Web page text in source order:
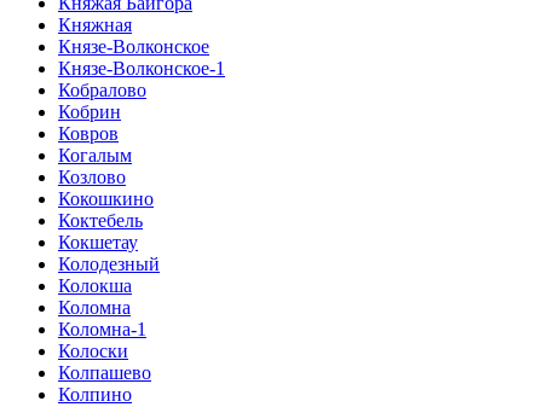
Княжная
Князе-Волконское
Князе-Волконское-1
Кобралово
Кобрин
Ковров
Когалым
Козлово
Кокошкино
Коктебель
Кокшетау
Колодезный
Колокша
Коломна
Коломна-1
Колоски
Колпашево
Колпино